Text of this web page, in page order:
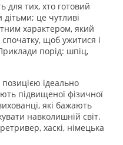
для тих, хто готовий
це чутливі
характером, який
щоб ужитися і
порід: шпіц,
ідеально
підвищеної фізичної
які бажають
навколишній світ.
хаскі, німецька